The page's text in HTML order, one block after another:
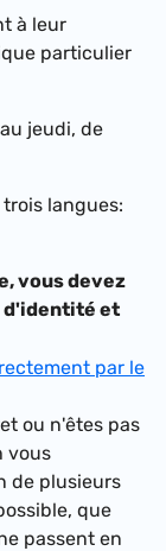
à leur
particulier
jeudi, de
langues:
vous devez
d'identité et
par le
ou n'êtes pas
vous
de plusieurs
que
passent en